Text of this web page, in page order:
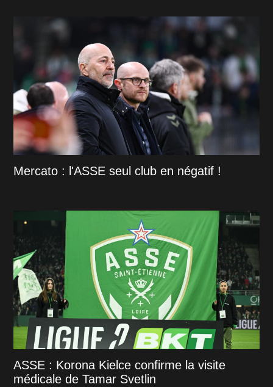
Mercato : l'ASSE seul club en négatif !
ASSE : Korona Kielce confirme la visite
médicale de Tamar Svetlin